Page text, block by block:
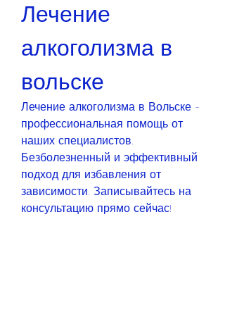
Лечение
алкоголизма в
вольске
Лечение алкоголизма в Вольске -
профессиональная помощь от
наших специалистов.
Безболезненный и эффективный
подход для избавления от
зависимости. Записывайтесь на
консультацию прямо сейчас!